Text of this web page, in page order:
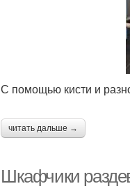
С помощью кисти и
читать дальше →
Шкафчики